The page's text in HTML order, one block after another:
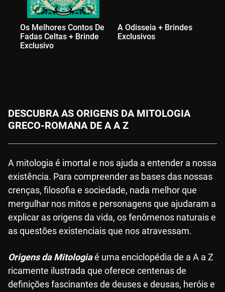
Os Melhores Contos De
Fadas Celtas + Brinde
Exclusivo
A Odisseia + Brindes
Exclusivos
DESCUBRA AS ORIGENS DA MITOLOGIA
GRECO-ROMANA DE A A Z
A mitologia é imortal e nos ajuda a entender a nossa
existência. Para compreender as bases das nossas
crenças, filosofia e sociedade, nada melhor que
mergulhar nos mitos e personagens que ajudaram a
explicar as origens da vida, os fenômenos naturais e
as questões existenciais que nos atravessam.
Origens da Mitologiaé uma enciclopédia de a A a Z
ricamente ilustrada que oferece centenas de
definições fascinantes de deuses e deusas, heróis e